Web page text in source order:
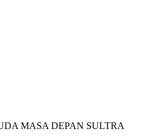
MASA DEPAN SULTRA